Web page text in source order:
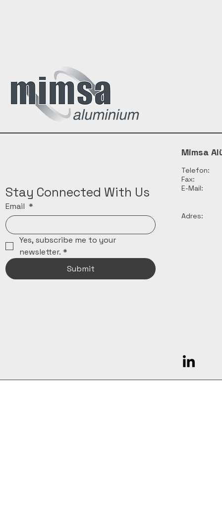
Stay Connected With Us
Email *
Yes, subscribe me to your
newsletter. *
Submit
Mimsa
Telefon:
Fax:
E-Mail:
Adres: